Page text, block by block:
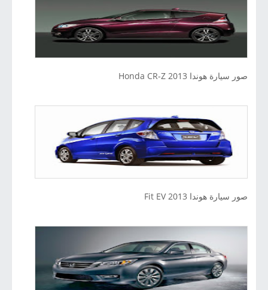
صور سيارة هوندا 2013 Honda CR-Z
صور سيارة هوندا Fit EV 2013